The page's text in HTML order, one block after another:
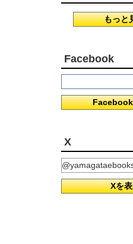
もっ
Facebook
X
Xを